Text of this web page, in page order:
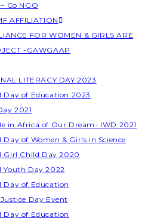
Co NGO
AFFILIATION
FOR WOMEN & GIRLS ARE
-GAWGAAP
LITERACY DAY 2023
Day of Education 2023
2021
in Africa of Our Dream- IWD 2021
of Women & Girls in Science
Girl Child Day 2020
Youth Day 2022
Day of Education
Day Event
Day of Education